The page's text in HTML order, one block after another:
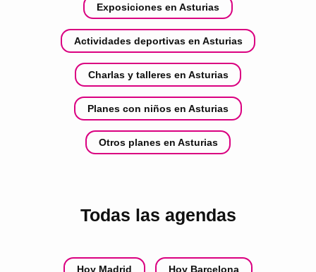
Exposiciones en Asturias
Actividades deportivas en Asturias
Charlas y talleres en Asturias
Planes con niños en Asturias
Otros planes en Asturias
Todas las agendas
Hoy Madrid Hoy Barcelona